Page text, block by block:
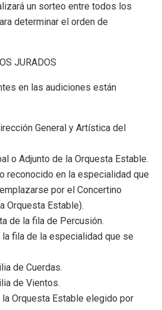
un sorteo entre todos los
determinar el orden de
JURADOS
en las audiciones están
General y Artística del
o Adjunto de la Orquesta Estable.
reconocido en la especialidad que
por el Concertino
Orquesta Estable).
de la fila de Percusión.
fila de la especialidad que se
de Cuerdas.
de Vientos.
Orquesta Estable elegido por